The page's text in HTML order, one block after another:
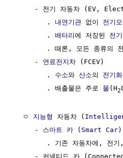
- 전기 자동차 (EV,
        .
내연기관 없이 전기
        .
배터리에 저장된 전
. 때론, 모든 종류의
     -
연료전지 차 (FCEV)
        .
수소와 산소의 전기
        . 배출물은 주로
물 (H2
  ㅇ
지능형 자동차 (
     -
스마트 카 (Smart Car)
. 기존 자동차에, 전기
- 커넥티드 카